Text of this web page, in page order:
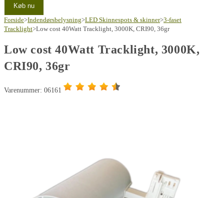
Køb nu
Forside>Indendørsbelysning>LED Skinnespots & skinner>3-faset
Tracklight>Low cost 40Watt Tracklight, 3000K, CRI90, 36gr
Low cost 40Watt Tracklight, 3000K,
CRI90, 36gr
Varenummer: 06161